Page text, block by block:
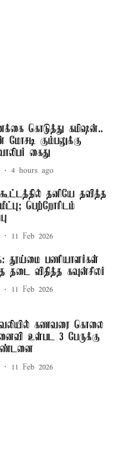
கொடுத்து கமிஷன்..
கும்பலுக்கு
கைது
4 hours ago
கூட்டத்தில் தனியே தவித்த
பெற்றோரிடம்
11 Feb 2026
தூய்மை பணியாளர்கள்
தடை விதித்த கவுன்சிலர்
11 Feb 2026
கணவரை கொலை
உள்பட 3 பேருக்கு
11 Feb 2026